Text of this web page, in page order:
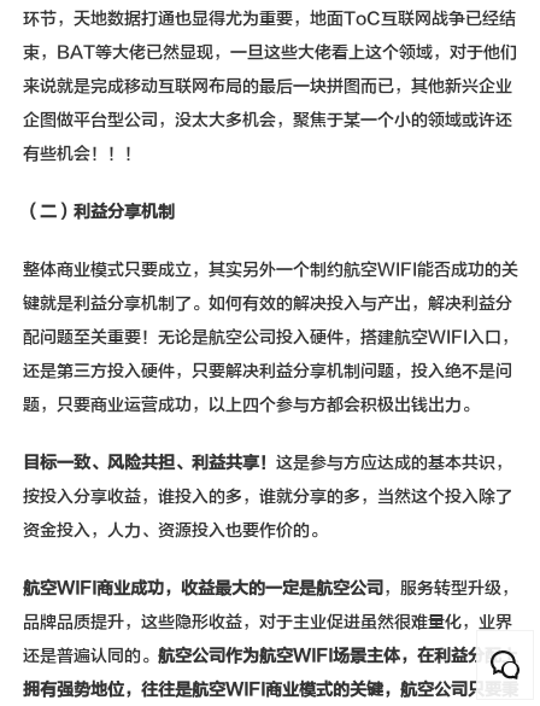
环节，天地数据打通也显得尤为重要，地面ToC互联网战争已经结
束，BAT等大佬已然显现，一旦这些大佬看上这个领域，对于他们
来说就是完成移动互联网布局的最后一块拼图而已，其他新兴企业
企图做平台型公司，没太大多机会，聚焦于某一个小的领域或许还
有些机会！！！
（二）利益分享机制
整体商业模式只要成立，其实另外一个制约航空WIFI能否成功的关
键就是利益分享机制了。如何有效的解决投入与产出，解决利益分
配问题至关重要！无论是航空公司投入硬件，搭建航空WIFI入口，
还是第三方投入硬件，只要解决利益分享机制问题，投入绝不是问
题，只要商业运营成功，以上四个参与方都会积极出钱出力。
目标一致、风险共担、利益共享！ 这是参与方应达成的基本共识，
按投入分享收益，谁投入的多，谁就分享的多，当然这个投入除了
资金投入，人力、资源投入也要作价的。
航空WIFI 商业成功，收益最大的一定是航空公司 ，服务转型升级，
品牌品质提升，这些隐形收益，对于主业促进虽然很难量化，业界
还是普遍认同的。 航空公司作为航空WIFI 场景主体，在利益分配上
拥有强势地位，往往是航空WIFI 商业模式的关键，航空公司只要秉